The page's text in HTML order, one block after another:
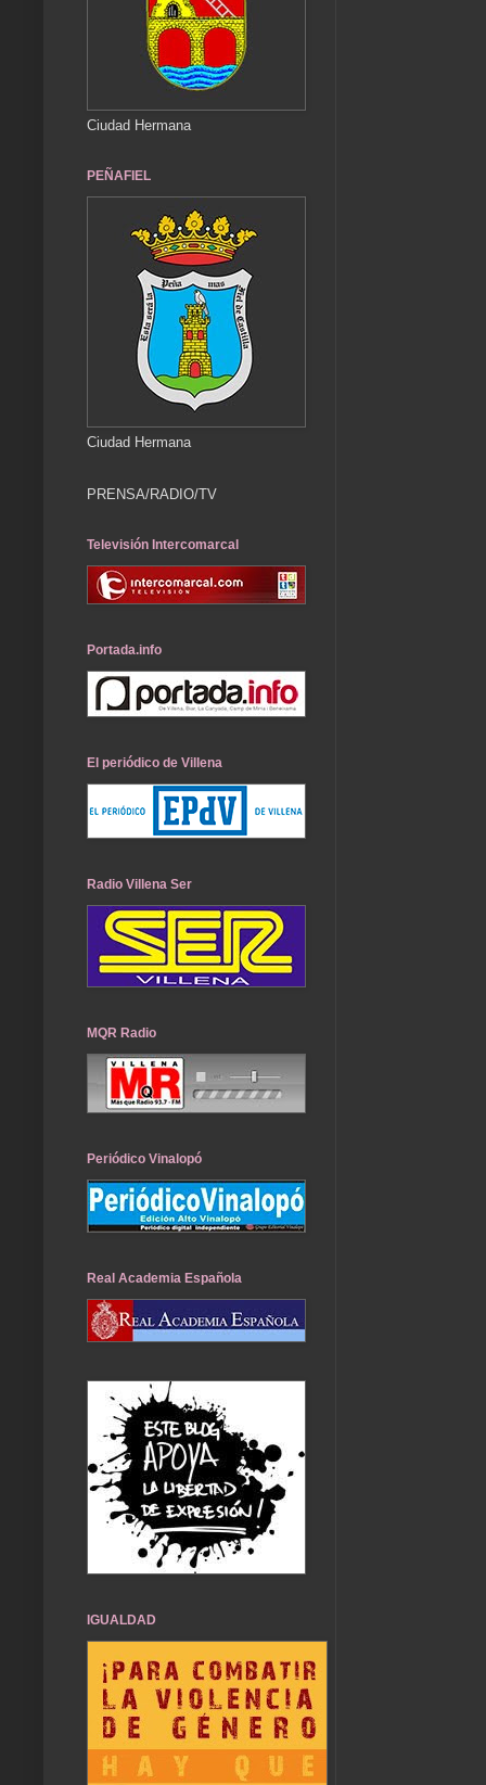
Ciudad Hermana
PEÑAFIEL
Ciudad Hermana
PRENSA/RADIO/TV
Televisión Intercomarcal
Portada.info
El periódico de Villena
Radio Villena Ser
MQR Radio
Periódico Vinalopó
Real Academia Española
IGUALDAD